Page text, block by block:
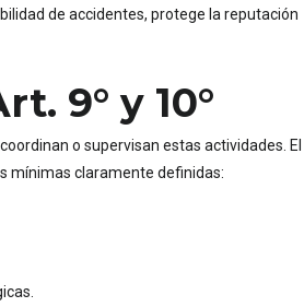
de accidentes, protege la reputación
9° y 10°
o supervisan estas actividades. El
mínimas claramente definidas: